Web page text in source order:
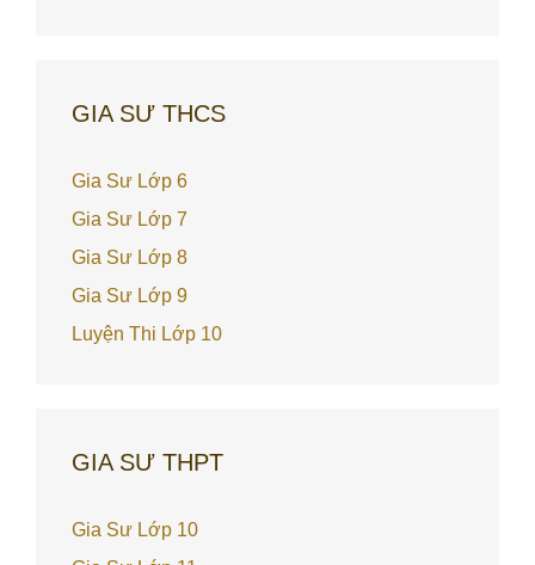
GIA SƯ THCS
Gia Sư Lớp 6
Gia Sư Lớp 7
Gia Sư Lớp 8
Gia Sư Lớp 9
Luyện Thi Lớp 10
GIA SƯ THPT
Gia Sư Lớp 10